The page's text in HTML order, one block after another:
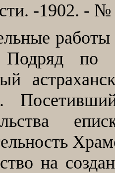
-1902. - №
работы
по
на